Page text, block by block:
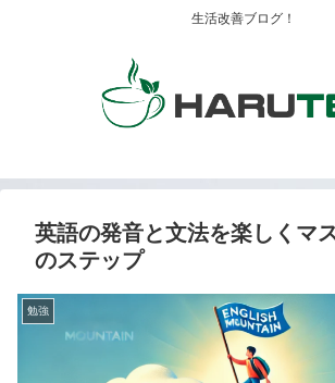
生活改善ブログ！
英語の発音と文法を楽しくマ
のステップ
勉強